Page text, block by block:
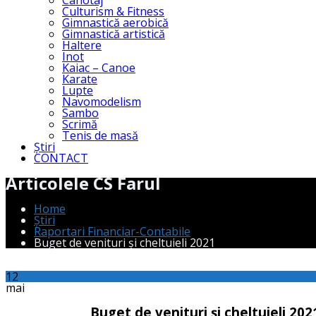
Culturism & Fitness
Gimnastică aerobică
Gimnastică artistică
Haltere
Inot
Kaiac – Canoe
Karate
Lupte
Navomodelism
Sambo
Scrimă
Tenis de masă
Știri
CONTACT
Articolele CS Farul
Home
Știri
Raportari Financiar-Contabile
Buget de venituri și cheltuieli 2021
12
mai
Buget de venituri și cheltuieli